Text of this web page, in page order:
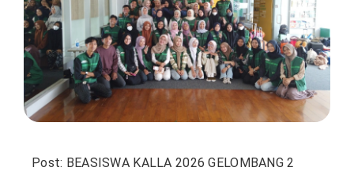
Post: BEASISWA KALLA 2026 GELOMBANG 2